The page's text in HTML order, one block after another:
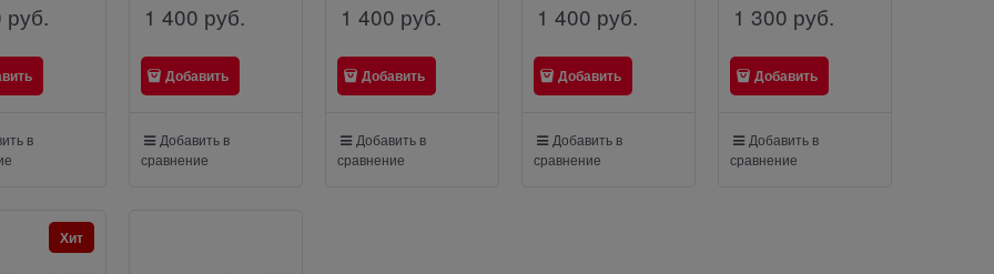
руб.
в
1 400 руб.
Добавить
Добавить в
сравнение
1 400 руб.
Добавить
Добавить в
сравнение
1 400 руб.
Добавить
Добавить в
сравнение
1 300 руб.
Добавить
Добавить в
сравнение
Хит